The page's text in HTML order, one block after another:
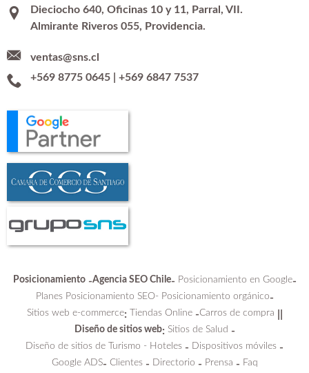
Dieciocho 640, Oficinas 10 y 11, Parral, VII.
Almirante Riveros 055, Providencia.
ventas@sns.cl
+569 8775 0645| +569 6847 7537
Posicionamiento-Agencia SEO Chile- Posicionamiento en Google-
Planes Posicionamiento SEO- Posicionamiento orgánico-
Sitios web e-commerce: Tiendas Online-Carros de compra
Diseño de sitios web: Sitios de Salud -
Diseño de sitios de Turismo - Hoteles - Dispositivos móviles -
Google ADS- Clientes- Directorio - Prensa - Faq